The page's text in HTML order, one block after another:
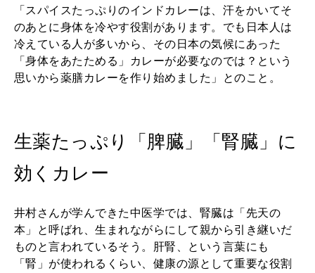
「スパイスたっぷりのインドカレーは、汗をかいてそ
のあとに身体を冷やす役割があります。でも日本人は
冷えている人が多いから、その日本の気候にあった
「身体をあたためる」カレーが必要なのでは？という
思いから薬膳カレーを作り始めました」とのこと。
生薬たっぷり「脾臓」「腎臓」に
効くカレー
井村さんが学んできた中医学では、腎臓は「先天の
本」と呼ばれ、生まれながらにして親から引き継いだ
ものと言われているそう。肝腎、という言葉にも
「腎」が使われるくらい、健康の源として重要な役割